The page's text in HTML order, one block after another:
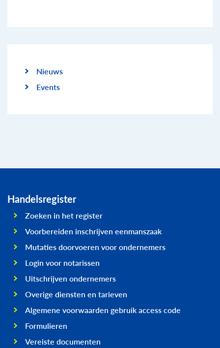
Nieuws
Events
Handelsregister
Zoeken in het register
Voorbereiden inschrijven eenmanszaak
Mutaties doorvoeren voor ondernemers
Login voor notarissen
Uitschrijven ondernemers
Overige diensten en tarieven
Algemene voorwaarden gebruik access code
Formulieren
Vereiste documenten